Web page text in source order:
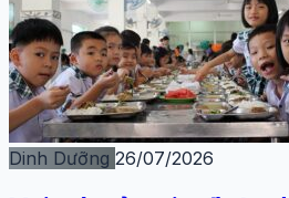
Dinh Dưỡng 26/07/2026